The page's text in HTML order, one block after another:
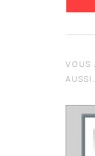
VOUS